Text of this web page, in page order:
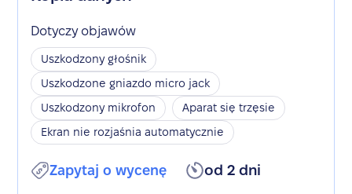
Dotyczy objawów
Uszkodzony głośnik
Uszkodzone gniazdo micro jack
Uszkodzony mikrofon
Aparat się trzęsie
Ekran nie rozjaśnia automatycznie
Zapytaj o wycenę od 2 dni